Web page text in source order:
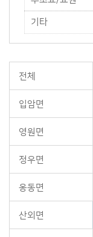
기타
전체
입암면
영원면
정우면
옹동면
산외면